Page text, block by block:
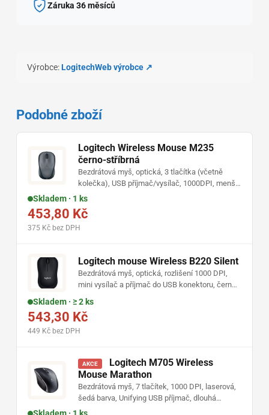
Záruka 36 měsíců
Výrobce:LogitechWeb výrobce ↗
Podobné zboží
Logitech Wireless Mouse M235
černo-stříbrná
Bezdrátová myš, optická, 3 tlačítka (včetně
kolečka), USB příjmač/vysílač, 1000DPI, menší
velikost, určeno spíše pro notebooky, stříbrno-
černá
Skladem · 1 ks
453,80 Kč
375 Kč bez DPH
Logitech mouse Wireless B220 Silent
Bezdrátová myš, optická, rozlišení 1000 DPI,
mini vysílač a příjmač do USB konektoru, černá
barva, Logitech kvalita
Skladem · ≥ 2 ks
543,30 Kč
449 Kč bez DPH
AKCE
Logitech M705 Wireless
Mouse Marathon
Bezdrátová myš, 7 tlačítek, 1000 DPI, laserová,
šedá barva, Unifying USB příjmač, dlouhá
životnost baterií